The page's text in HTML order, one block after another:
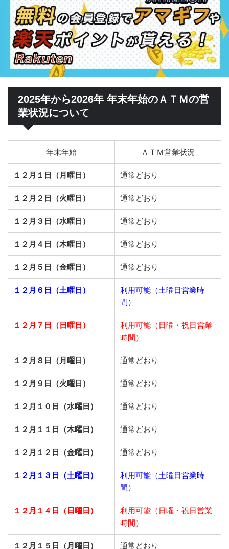
2025年から2026年 年末年始のＡＴＭの営
業状況について
年末年始 ＡＴＭ営業状況
１２月１日（月曜日） 通常どおり
１２月２日（火曜日） 通常どおり
１２月３日（水曜日） 通常どおり
１２月４日（木曜日） 通常どおり
１２月５日（金曜日） 通常どおり
１２月６日（土曜日）
利用可能（土曜日営業時
間）
１２月７日（日曜日）
利用可能（日曜・祝日営業
時間）
１２月８日（月曜日） 通常どおり
１２月９日（火曜日） 通常どおり
１２月１０日（水曜日） 通常どおり
１２月１１日（木曜日） 通常どおり
１２月１２日（金曜日） 通常どおり
１２月１３日（土曜日）
利用可能（土曜日営業時
間）
１２月１４日（日曜日）
利用可能（日曜・祝日営業
時間）
１２月１５日（月曜日） 通常どおり